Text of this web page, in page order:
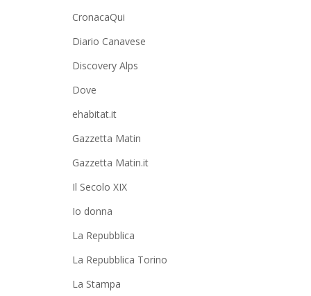
CronacaQui
Diario Canavese
Discovery Alps
Dove
ehabitat.it
Gazzetta Matin
Gazzetta Matin.it
Il Secolo XIX
Io donna
La Repubblica
La Repubblica Torino
La Stampa